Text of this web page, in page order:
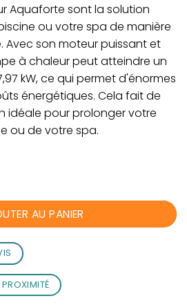
Aquaforte sont la solution
ou votre spa de manière
Avec son moteur puissant et
à chaleur peut atteindre un
kW, ce qui permet d'énormes
énergétiques. Cela fait de
idéale pour prolonger votre
ou de votre spa.
Full Inverter 5,5 kW
AU PANIER